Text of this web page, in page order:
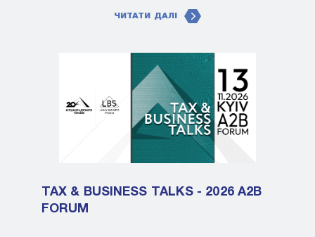
ЧИТАТИ ДАЛІ
TAX & BUSINESS TALKS - 2026 A2B
FORUM